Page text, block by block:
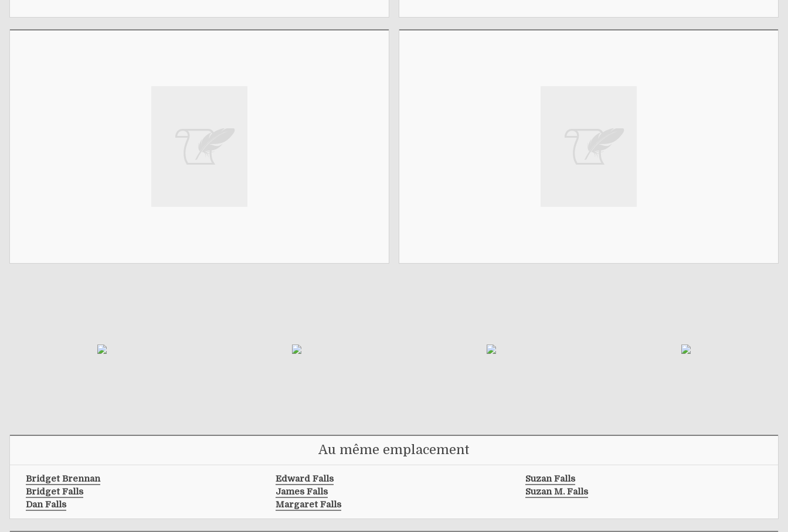
Au même emplacement
Bridget Brennan
Bridget Falls
Dan Falls
Edward Falls
James Falls
Margaret Falls
Suzan Falls
Suzan M. Falls